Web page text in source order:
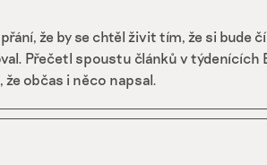
že by se chtěl živit tím, že si bude
Přečetl spoustu článků v týdenících
že občas i něco napsal.